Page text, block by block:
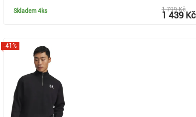
Skladem4ks 1 799 Kč
1 439 Kč
-41%